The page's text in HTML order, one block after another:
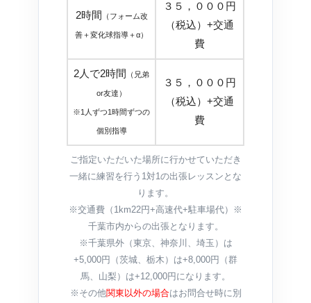
2時間 （フォーム改
善＋変化球指導＋α）
３５，０００円
（税込）+交通
費
2人で2時間 （兄弟
or友達）
※1人ずつ1時間ずつの
個別指導
３５，０００円
（税込）+交通
費
ご指定いただいた場所に行かせていただき
一緒に練習を行う1対1の出張レッスンとな
ります。
※交通費（1km22円+高速代+駐車場代）※
千葉市内からの出張となります。
※千葉県外（東京、神奈川、埼玉）は
+5,000円（茨城、栃木）は+8,000円（群
馬、山梨）は+12,000円になります。
※その他関東以外の場合はお問合せ時に別